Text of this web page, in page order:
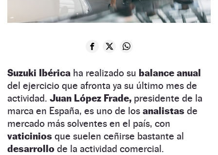
Suzuki Ibérica ha realizado su balance anual
del ejercicio que afronta ya su último mes de
actividad. Juan López Frade, presidente de la
marca en España, es uno de los analistas de
mercado más solventes en el país, con
vaticinios que suelen ceñirse bastante al
desarrollo de la actividad comercial.